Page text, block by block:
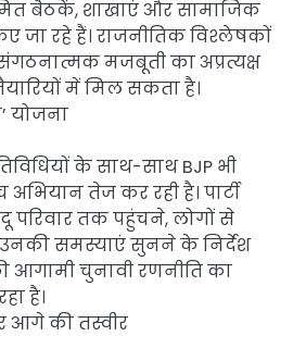
बैठकें, शाखाएं और सामाजिक
जा रहे हैं। राजनीतिक विश्लेषकों
मजबूती का अप्रत्यक्ष
में मिल सकता है।
योजना
के साथ-साथ BJP भी
तेज कर रही है। पार्टी
परिवार तक पहुंचने, लोगों से
समस्याएं सुनने के निर्देश
आगामी चुनावी रणनीति का
है।
आगे की तस्वीर